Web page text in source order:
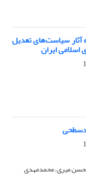
سیاست‌های تعدیل
ایران
محسن میری، محمدمهدی